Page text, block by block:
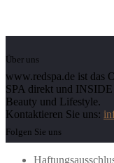
Über uns
www.redspa.de ist das
SPA direkt und INSIDE
Beauty und Lifestyle.
Kontaktieren Sie uns:
Folgen Sie uns